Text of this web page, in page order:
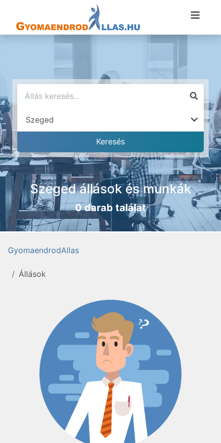
Szeged állások és munkák
0 darab találat
GyomaendrodAllas
Állások